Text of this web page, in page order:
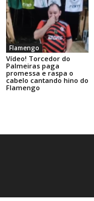
Flamengo
Vídeo! Torcedor do
Palmeiras paga
promessa e raspa o
cabelo cantando hino do
Flamengo